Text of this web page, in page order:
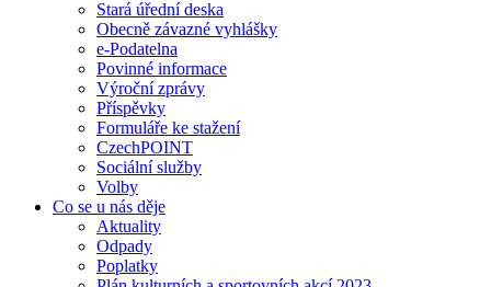
Stará úřední deska
Obecně závazné vyhlášky
e-Podatelna
Povinné informace
Výroční zprávy
Příspěvky
Formuláře ke stažení
CzechPOINT
Sociální služby
Volby
Co se u nás děje
Aktuality
Odpady
Poplatky